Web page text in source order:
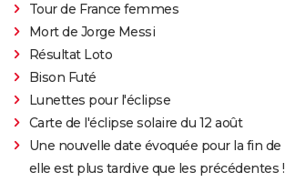
Tour de France femmes
Mort de Jorge Messi
Résultat Loto
Bison Futé
Lunettes pour l'éclipse
Carte de l'éclipse solaire du 12 août
Une nouvelle date évoquée pour la fin de
elle est plus tardive que les précédentes !